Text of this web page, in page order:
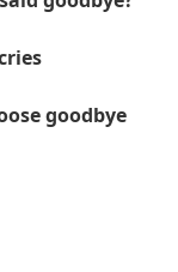
goodbye